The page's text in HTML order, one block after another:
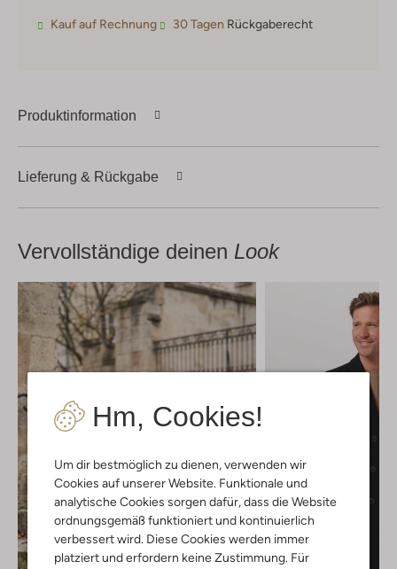
Hm, Cookies!
Um dir bestmöglich zu dienen, verwenden wir
Cookies auf unserer Website. Funktionale und
analytische Cookies sorgen dafür, dass die Website
ordnungsgemäß funktioniert und kontinuierlich
verbessert wird. Diese Cookies werden immer
platziert und erfordern keine Zustimmung. Für
Kauf auf Rechnung 30 Tagen Rückgaberecht
Produktinformation
Lieferung & Rückgabe
Vervollständige deinen Look